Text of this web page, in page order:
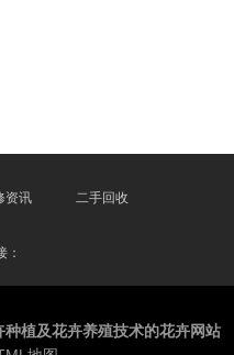
资讯 二手回收
：
植及花卉养殖技术的花卉网站